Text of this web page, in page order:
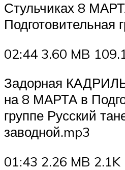
Стульчиках 8
Подготовительная
02:44 3.60 MB
Задорная
на 8 МАРТА в
группе Русский
заводной.mp3
01:43 2.26 MB 2.1K